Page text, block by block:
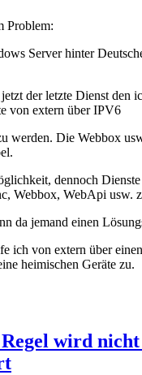
Problem:
Server hinter
der letzte Dienst den
von extern über IPV6
werden. Die Webbox
dennoch
Webbox, WebApi usw.
da jemand einen
ich von extern über
heimischen Geräte zu.
wird